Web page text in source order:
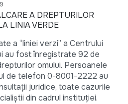
A DREPTURILOR
LINIA VERDE
a “liniei verzi” a Centrului
au fost înregistrate 92 de
omului. Persoanele
de telefon 0-8001-2222 au
juridice, toate cazurile
din cadrul instituţiei.